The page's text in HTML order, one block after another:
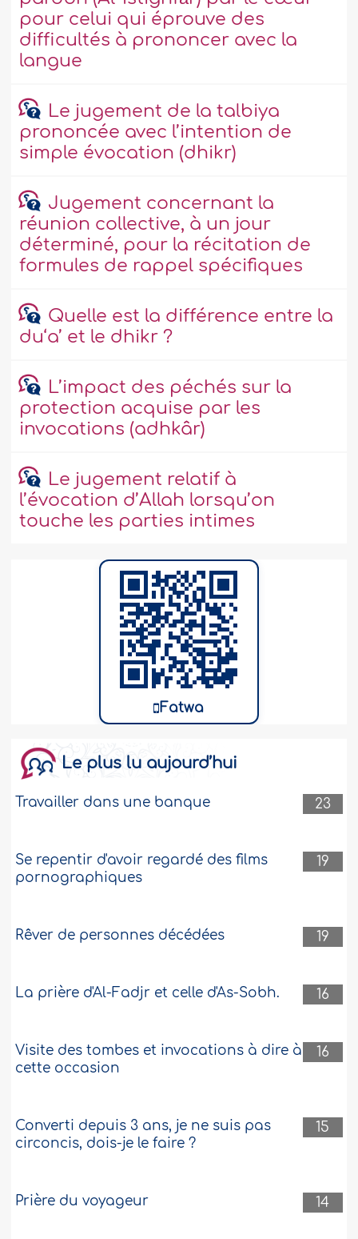
pour celui qui éprouve des
difficultés à prononcer avec la
langue
Le jugement de la talbiya
prononcée avec l’intention de
simple évocation (dhikr)
Jugement concernant la
réunion collective, à un jour
déterminé, pour la récitation de
formules de rappel spécifiques
Quelle est la différence entre la
du‘a’ et le dhikr ?
L’impact des péchés sur la
protection acquise par les
invocations (adhkâr)
Le jugement relatif à
l’évocation d’Allah lorsqu’on
touche les parties intimes
Fatwa
Le plus lu aujourd’hui
23
Travailler dans une banque
19
Se repentir d'avoir regardé des films
pornographiques
19
Rêver de personnes décédées
16
La prière d'Al-Fadjr et celle d'As-Sobh.
16
Visite des tombes et invocations à dire à
cette occasion
15
Converti depuis 3 ans, je ne suis pas
circoncis, dois-je le faire ?
14
Prière du voyageur